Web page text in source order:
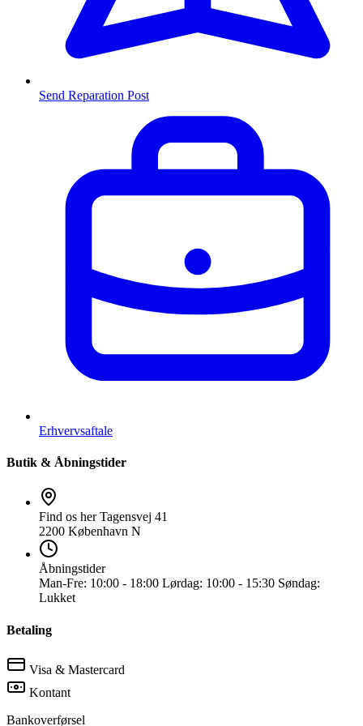
Send Reparation Post
Erhvervsaftale
Butik & Åbningstider
Find os her Tagensvej 41
2200 København N
Åbningstider
Man-Fre: 10:00 - 18:00 Lørdag: 10:00 - 15:30 Søndag:
Lukket
Betaling
Visa & Mastercard
Kontant
Bankoverførsel